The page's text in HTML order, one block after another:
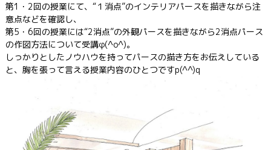
第1・2回の授業にて、“１消点”のインテリアパースを描きながら注
意点などを確認し、
第5・6回の授業には“2消点”の外観パースを描きながら2消点パース
の作図方法について受講φ(^o^)。
しっかりとしたノウハウを持ってパースの描き方をお伝えしている
と、胸を張って言える授業内容のひとつですp(^^)q